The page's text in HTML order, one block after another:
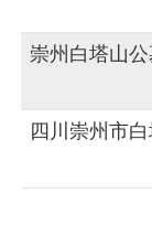
崇州白塔山
四川崇州市